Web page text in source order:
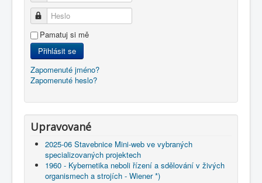
Heslo
Pamatuj si mě
Přihlásit se
Zapomenuté jméno?
Zapomenuté heslo?
Upravované
2025-06 Stavebnice Mini-web ve vybraných
specializovaných projektech
1960 - Kybernetika neboli řízení a sdělování v živých
organismech a strojích - Wiener *)